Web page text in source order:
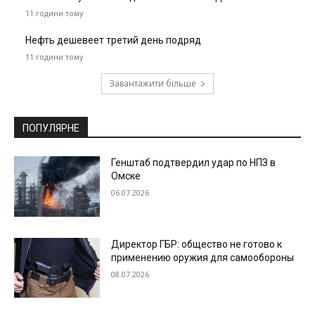
11 години тому
Нефть дешевеет третий день подряд
11 години тому
Завантажити більше
ПОПУЛЯРНЕ
Генштаб подтвердил удар по НПЗ в
Омске
06.07.2026
Директор ГБР: общество не готово к
применению оружия для самообороны
08.07.2026